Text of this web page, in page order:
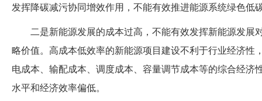
发挥降碳减污协同增效作用，不能有效推进能源系统绿色低
二是新能源发展的成本过高，不能有效发挥新能源发展
略价值。高成本低效率的新能源项目建设不利于行业经济性
电成本、输配成本、调度成本、容量调节成本等的综合经济
水平和经济效率偏低。